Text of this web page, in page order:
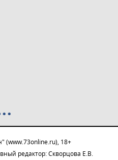
(www.73online.ru), 18+
редактор: Скворцова Е.В.